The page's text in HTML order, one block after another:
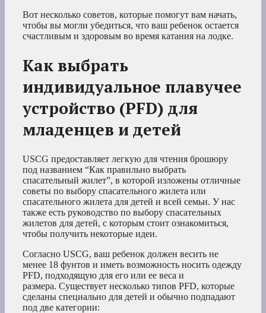
Вот несколько советов, которые помогут вам начать,
чтобы вы могли убедиться, что ваш ребенок остается
счастливым и здоровым во время катания на лодке.
Как выбрать
индивидуальное плавучее
устройство (PFD) для
младенцев и детей
USCG предоставляет легкую для чтения брошюру
под названием “Как правильно выбрать
спасательный жилет”, в которой изложены отличные
советы по выбору спасательного жилета или
спасательного жилета для детей и всей семьи. У нас
также есть руководство по выбору спасательных
жилетов для детей, с которым стоит ознакомиться,
чтобы получить некоторые идеи.
Согласно USCG, ваш ребенок должен весить не
менее 18 фунтов и иметь возможность носить одежду
PFD, подходящую для его или ее веса и
размера. Существует несколько типов PFD, которые
сделаны специально для детей и обычно подпадают
под две категории: